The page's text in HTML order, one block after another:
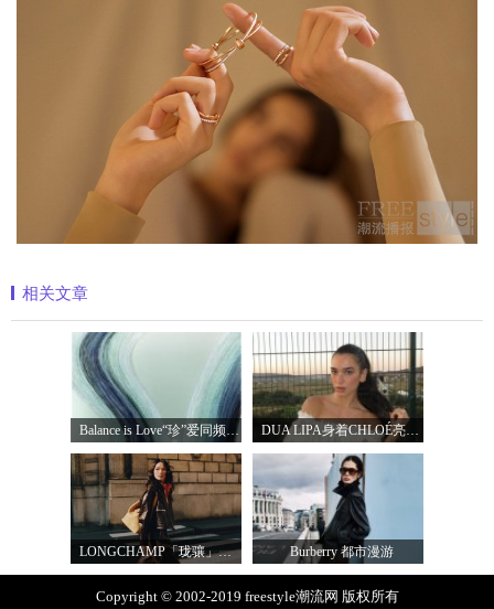
相关文章
Balance is Love“珍”爱同频 耀启七夕 TASA
LONGCHAMP「珑骧」全新LE CADENCE 系列 奏响法 Burberry 都市漫游
Copyright © 2002-2019 freestyle潮流网 版权所有